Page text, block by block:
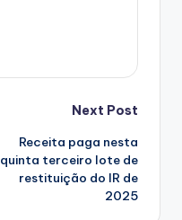
Next Post
Receita paga nesta
quinta terceiro lote de
restituição do IR de
2025